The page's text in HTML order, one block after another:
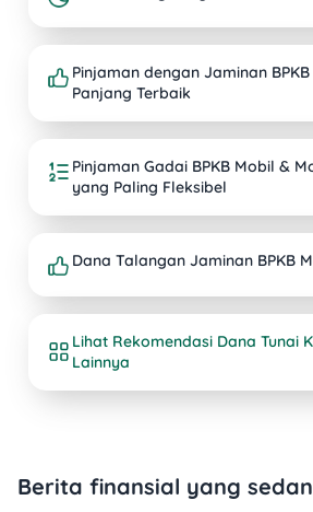
Pinjaman dengan Jaminan
Panjang Terbaik
Pinjaman Gadai BPKB Mobil &
yang Paling Fleksibel
Dana Talangan Jaminan BPKB
Lihat Rekomendasi Dana Tunai
Lainnya
Berita finansial yang